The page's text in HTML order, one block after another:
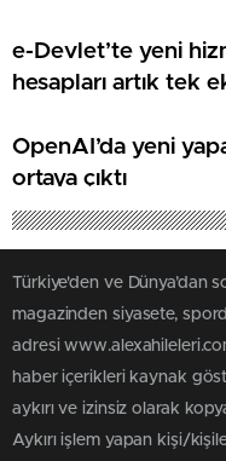
e-Devlet’te yeni
hesapları artık tek
OpenAI’da yeni
ortaya çıktı
Türkiye'den ve Dünya’dan
magazinden siyasete,
adresi
haber içerikleri kaynak
aykırı ve izinsiz olarak
Aykırı işlem yapan kişi/